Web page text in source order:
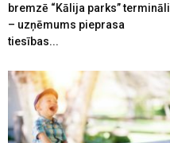
bremzē “Kālija parks” termināli
– uzņēmums pieprasa
tiesības...